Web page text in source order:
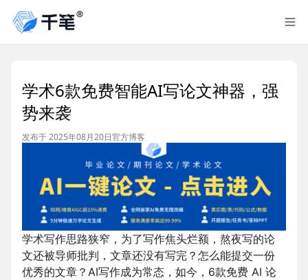
学术6款免费智能AI写论文神器，强
势来袭
发布于 2025年08月20日官方博客
学术写作思路狭窄，为了写作焦头烂额，熬夜写的论
文还被导师批判，文章还没有写完？怎么能提交一份
优秀的文章？AI写作成为常态，如今，6款免费 AI 论